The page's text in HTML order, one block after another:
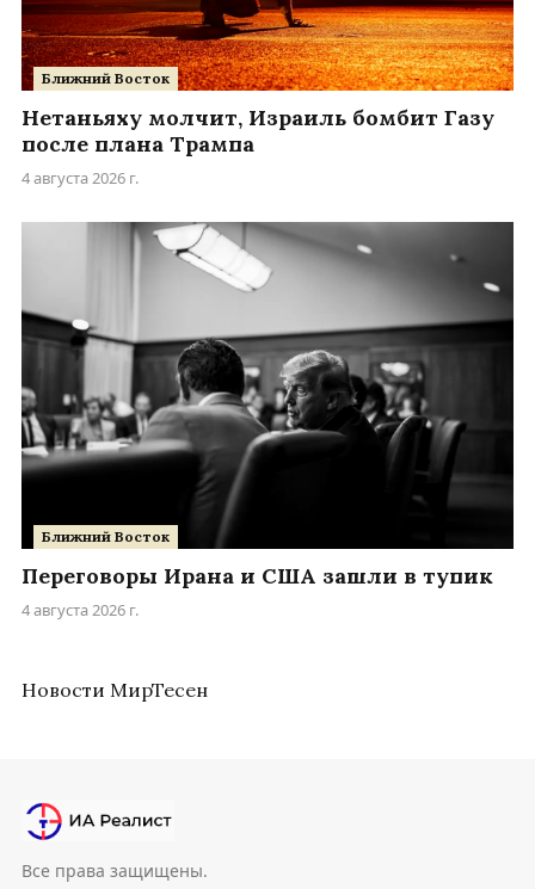
Ближний Восток
Нетаньяху молчит, Израиль бомбит Газу
после плана Трампа
4 августа 2026 г.
Ближний Восток
Переговоры Ирана и США зашли в тупик
4 августа 2026 г.
Новости МирТесен
Все права защищены.